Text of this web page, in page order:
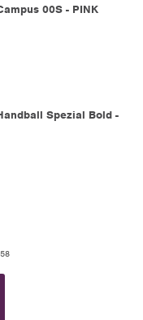
00S - PINK
Spezial Bold -